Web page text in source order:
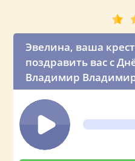
Эвелина, ваша
поздравить вас с
Владимир
вашей крёстной